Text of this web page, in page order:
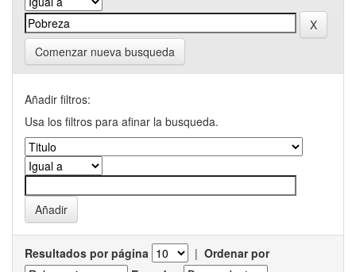
Comenzar nueva busqueda
Añadir filtros:
Usa los filtros para afinar la busqueda.
Resultados por página | Ordenar por